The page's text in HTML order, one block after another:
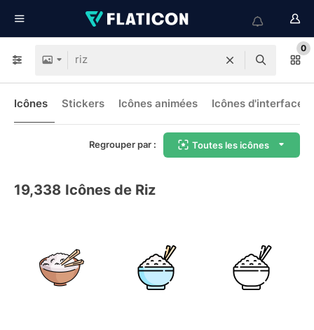
0
Icônes Stickers Icônes animées Icônes d'interface
Regrouper par : Toutes les icônes
19,338 Icônes de Riz